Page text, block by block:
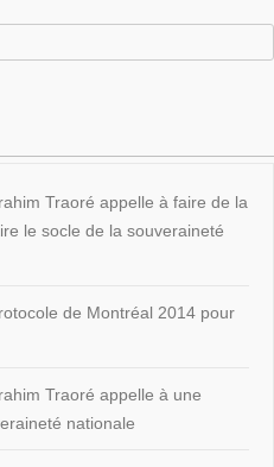
Traoré appelle à faire de la
le socle de la souveraineté
de Montréal 2014 pour
Traoré appelle à une
nationale